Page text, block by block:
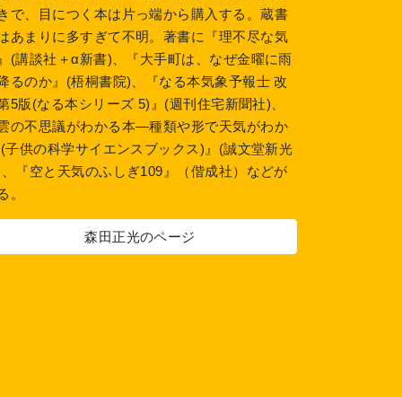
で、目につく本は片っ端から購入する。蔵書
あまりに多すぎて不明。著書に『理不尽な気
(講談社＋α新書)、『大手町は、なぜ金曜に雨
るのか』(梧桐書院)、『なる本気象予報士 改
5版(なる本シリーズ 5)』(週刊住宅新聞社)、
の不思議がわかる本―種類や形で天気がわか
子供の科学サイエンスブックス)』(誠文堂新光
『空と天気のふしぎ109』（偕成社）などが
。
森田正光のページ